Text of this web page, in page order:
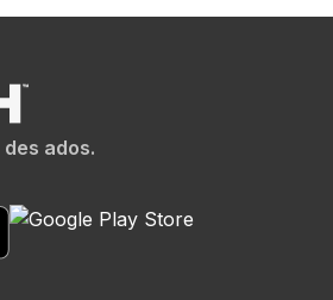
ados.